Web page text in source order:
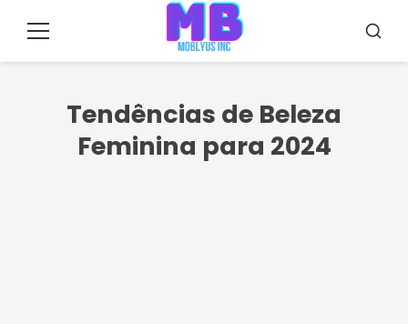
paraMenu
Tendências de Beleza
Feminina para 2024